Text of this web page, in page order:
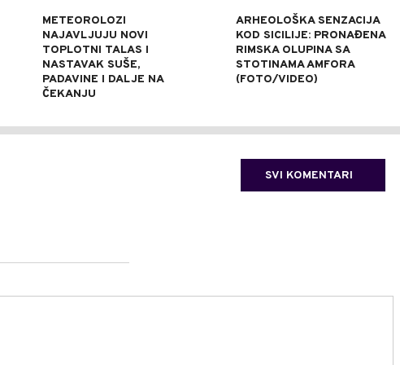
METEOROLOZI
NAJAVLJUJU NOVI
TOPLOTNI TALAS I
NASTAVAK SUŠE,
PADAVINE I DALJE NA
ČEKANJU
ARHEOLOŠKA SENZACIJA
KOD SICILIJE: PRONAĐENA
RIMSKA OLUPINA SA
STOTINAMA AMFORA
(FOTO/VIDEO)
SVI KOMENTARI